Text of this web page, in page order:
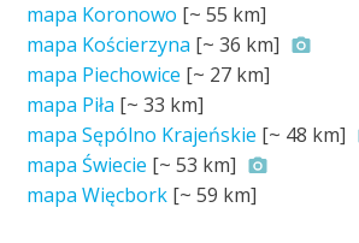
mapa Koronowo [~55 km]
mapa Kościerzyna [~36 km]
mapa Piechowice [~ 27 km]
mapa Piła [~33 km]
mapa Sępólno Krajeńskie [~ 48 km]
mapa Świecie [~53 km]
mapa Więcbork [~59 km]